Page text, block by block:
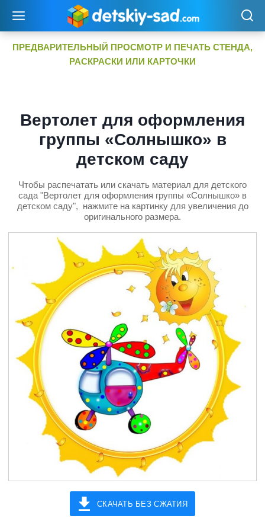
содержимому
ПРЕДВАРИТЕЛЬНЫЙ ПРОСМОТР И ПЕЧАТЬ СТЕНДА,
РАСКРАСКИ ИЛИ КАРТОЧКИ
Вертолет для оформления
группы «Солнышко» в
детском саду
Чтобы распечатать или скачать материал для детского
сада "Вертолет для оформления группы «Солнышко» в
детском саду", нажмите на картинку для увеличения до
оригинального размера.
СКАЧАТЬ БЕЗ СЖАТИЯ